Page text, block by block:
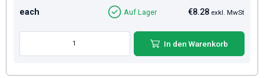
each €8.28 exkl. MwSt
Auf Lager
In den Warenkorb